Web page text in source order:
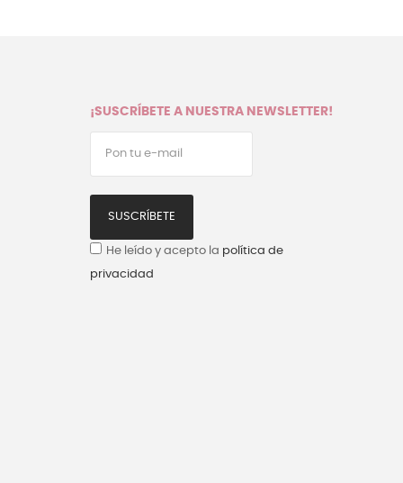
¡SUSCRÍBETE A NUESTRA NEWSLETTER!
SUSCRÍBETE
He leído y acepto la política de
privacidad